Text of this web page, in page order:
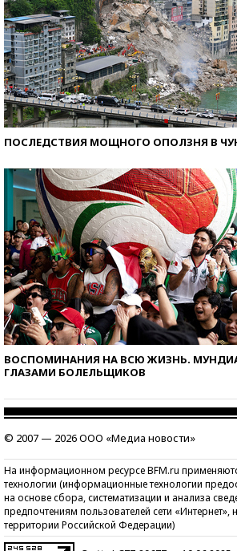
ПОСЛЕДСТВИЯ МОЩНОГО ОПОЛЗНЯ В
ВОСПОМИНАНИЯ НА ВСЮ ЖИЗНЬ.
ГЛАЗАМИ БОЛЕЛЬЩИКОВ
© 2007 — 2026 ООО «Медиа новости»
На информационном ресурсе BFM.ru
технологии (информационные технологии
на основе сбора, систематизации и анализа
предпочтениям пользователей сети «Интернет»,
территории Российской Федерации)